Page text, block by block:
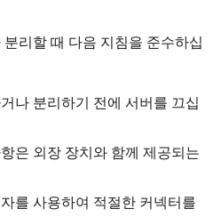
리할 때 다음 지침을 준수하십
나 분리하기 전에 서버를 끄십
은 외장 장치와 함께 제공되는
를 사용하여 적절한 커넥터를